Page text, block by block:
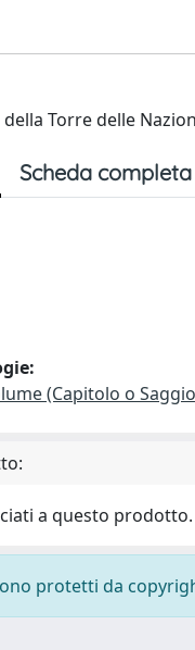
Torre delle
Scheda completa
(Capitolo o
a questo prodotto.
protetti da